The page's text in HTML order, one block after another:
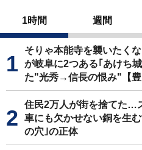
1時間 週間
そりゃ本能寺を襲いたく
が岐阜に2つある｢あけち
た"光秀→信長の恨み"【豊
住民2万人が街を捨てた…
車にも欠かせない銅を生
の穴｣の正体